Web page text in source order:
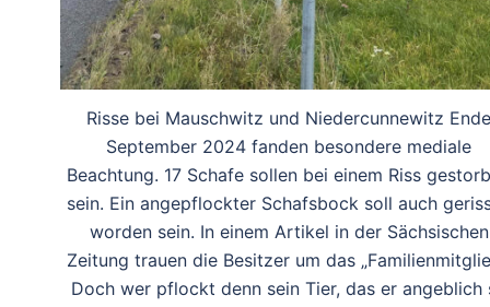
Risse bei Mauschwitz und Niedercunnewitz Ende
September 2024 fanden besondere mediale
Beachtung. 17 Schafe sollen bei einem Riss
sein. Ein angepflockter Schafsbock soll auch
worden sein. In einem Artikel in der Sächsischen
Zeitung trauen die Besitzer um das
Doch wer pflockt denn sein Tier, das er angeblich